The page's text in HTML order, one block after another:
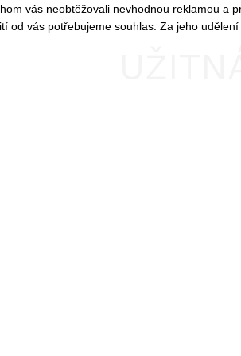
vás neobtěžovali nevhodnou reklamou a
vás potřebujeme souhlas. Za jeho